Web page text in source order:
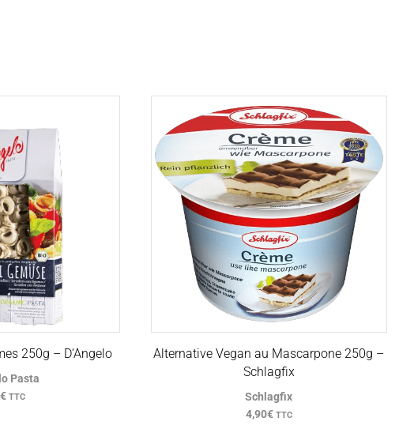
250g – D’Angelo
Pasta
€ TTC
Alternative Vegan au Mascarpone 250g –
Schlagfix
Schlagfix
4,90€ TTC